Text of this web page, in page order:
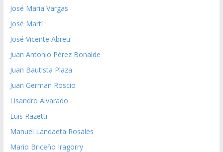
José María Vargas
José Martí
José Vicente Abreu
Juan Antonio Pérez Bonalde
Juan Bautista Plaza
Juan German Roscio
Lisandro Alvarado
Luis Razetti
Manuel Landaeta Rosales
Mario Briceño Iragorry